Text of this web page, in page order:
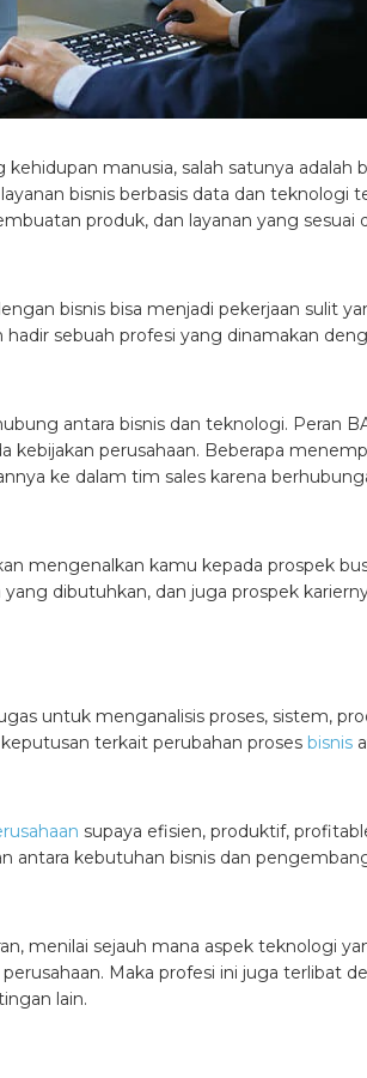
manusia, salah satunya adalah
bisnis berbasis data dan teknologi
produk, dan layanan yang sesuai
bisnis bisa menjadi pekerjaan sulit
sebuah profesi yang dinamakan
antara bisnis dan teknologi. Peran
perusahaan. Beberapa
ke dalam tim sales karena
mengenalkan kamu kepada prospek
dibutuhkan, dan juga prospek
untuk menganalisis proses, sistem,
terkait perubahan proses bisnis
supaya efisien, produktif,
antara kebutuhan bisnis dan
menilai sejauh mana aspek teknologi
Maka profesi ini juga terlibat
lain.